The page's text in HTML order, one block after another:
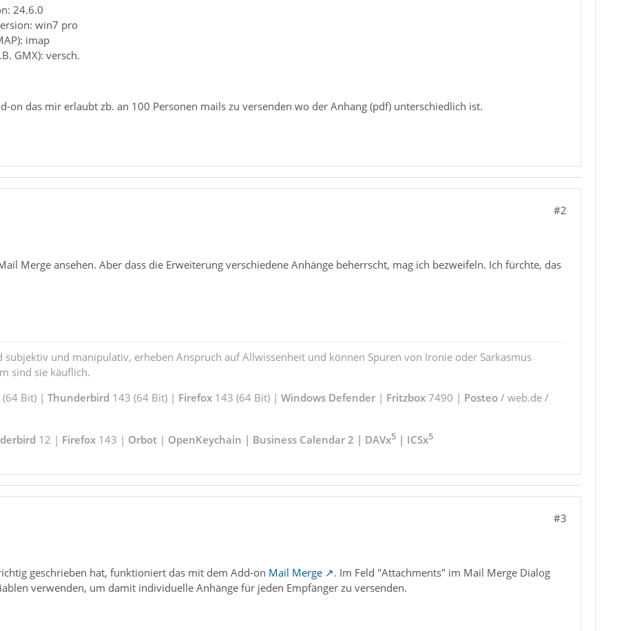
24.6.0
win7 pro
imap
GMX): versch.
on das mir erlaubt zb. an 100 Personen mails zu versenden wo der Anhang (pdf) unterschiedlich ist.
#2
Merge ansehen. Aber dass die Erweiterung verschiedene Anhänge beherrscht, mag ich bezweifeln. Ich fürchte, das
subjektiv und manipulativ, erheben Anspruch auf Allwissenheit und können Spuren von Ironie oder Sarkasmus
sind sie käuflich.
Bit) | Thunderbird 143 (64 Bit) | Firefox143 (64 Bit) | Windows Defender| Fritzbox7490 | Posteo/ web.de /
12 | Firefox143 | Orbot| OpenKeychain | Business Calendar 2 | DAVx5| ICSx5
#3
geschrieben hat, funktioniert das mit dem Add-on Mail Merge
. Im Feld "Attachments" im Mail Merge Dialog
verwenden, um damit individuelle Anhänge für jeden Empfänger zu versenden.